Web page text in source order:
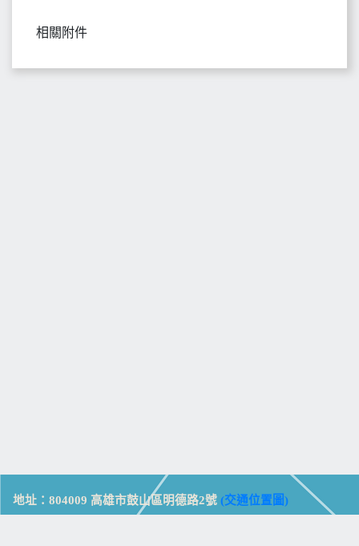
相關附件
地址：804009 高雄市鼓山區明德路2號 (交通位置圖)